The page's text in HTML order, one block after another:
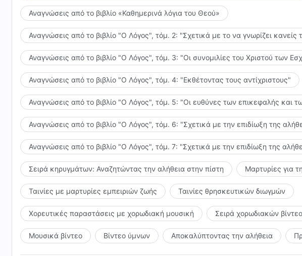
Αναγνώσεις από το βιβλίο «Καθημερινά λόγια του Θεού»
Αναγνώσεις από το βιβλίο "Ο Λόγος", τόμ. 2: "Σχετικά με το να γνωρίζει κανείς
Αναγνώσεις από το βιβλίο "Ο Λόγος", τόμ. 3: "Οι συνομιλίες του Χριστού των
Αναγνώσεις από το βιβλίο "Ο Λόγος", τόμ. 4: "Εκθέτοντας τους αντίχριστους"
Αναγνώσεις από το βιβλίο "Ο Λόγος", τόμ. 5: "Οι ευθύνες των επικεφαλής και
Αναγνώσεις από το βιβλίο "Ο Λόγος", τόμ. 6: "Σχετικά με την επιδίωξη της
Αναγνώσεις από το βιβλίο "Ο Λόγος", τόμ. 7: "Σχετικά με την επιδίωξη της
Σειρά κηρυγμάτων: Αναζητώντας την αλήθεια στην πίστη Μαρτυρίες για
Ταινίες με μαρτυρίες εμπειριών ζωής Ταινίες θρησκευτικών διωγμών
Χορευτικές παραστάσεις με χορωδιακή μουσική Σειρά χορωδιακών βίντεο
Μουσικά βίντεο Βίντεο ύμνων Αποκαλύπτοντας την αλήθεια